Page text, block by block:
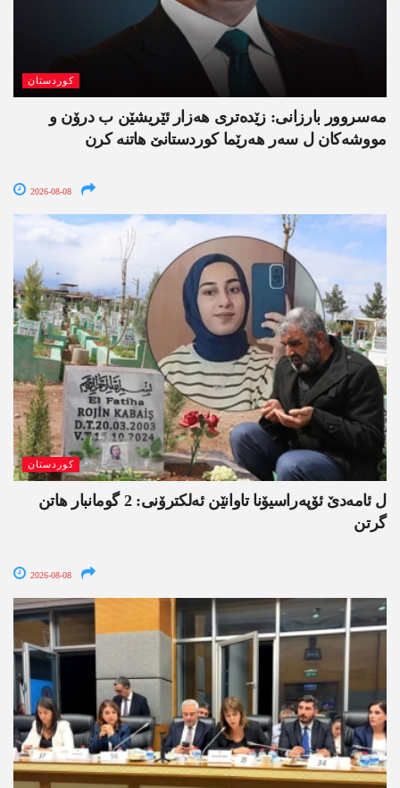
کوردستان
مەسروور بارزانی: زێدەتری ھەزار ئێریشێن ب درۆن و
مووشەکان ل سەر ھەرێما کوردستانێ ھاتنە کرن
2026-08-08
کوردستان
ل ئامەدێ ئۆپەراسیۆنا تاوانێن ئەلکترۆنی: 2 گومانبار ھاتن
گرتن
2026-08-08